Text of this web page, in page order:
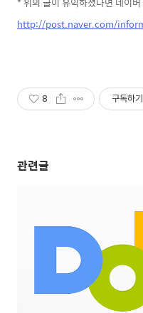
http://post.naver.com/
8 구독하기
관련글